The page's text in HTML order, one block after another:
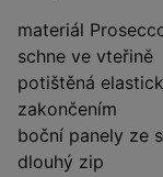
materiál
schne ve vteřině
potištěná
zakončením
boční panely ze
dlouhý zip